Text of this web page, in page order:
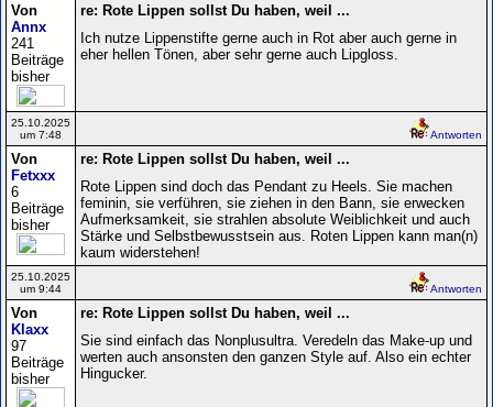
Von
Annx
241
Beiträge
bisher
re: Rote Lippen sollst Du haben, weil ...
Ich nutze Lippenstifte gerne auch in Rot aber auch gerne in
eher hellen Tönen, aber sehr gerne auch Lipgloss.
25.10.2025
um 7:48
Antworten
Von
Fetxxx
6
Beiträge
bisher
re: Rote Lippen sollst Du haben, weil ...
Rote Lippen sind doch das Pendant zu Heels. Sie machen
feminin, sie verführen, sie ziehen in den Bann, sie erwecken
Aufmerksamkeit, sie strahlen absolute Weiblichkeit und auch
Stärke und Selbstbewusstsein aus. Roten Lippen kann man(n)
kaum widerstehen!
25.10.2025
um 9:44
Antworten
Von
Klaxx
97
Beiträge
bisher
re: Rote Lippen sollst Du haben, weil ...
Sie sind einfach das Nonplusultra. Veredeln das Make-up und
werten auch ansonsten den ganzen Style auf. Also ein echter
Hingucker.